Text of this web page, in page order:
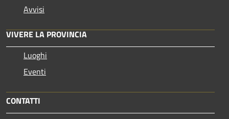
Avvisi
VIVERE LA PROVINCIA
Luoghi
Eventi
CONTATTI